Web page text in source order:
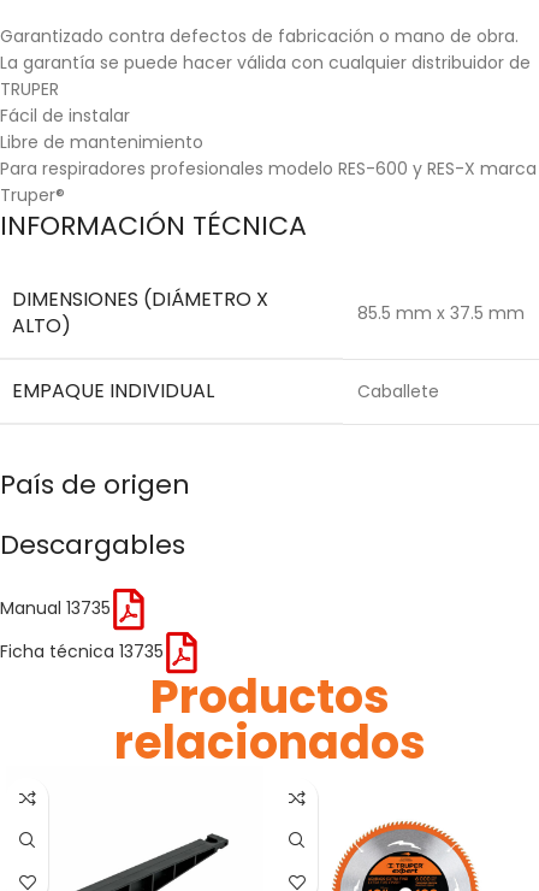
Garantizado contra defectos de fabricación o mano de obra.
La garantía se puede hacer válida con cualquier distribuidor de
TRUPER
Fácil de instalar
Libre de mantenimiento
Para respiradores profesionales modelo RES-600 y RES-X marca
Truper®
INFORMACIÓN TÉCNICA
DIMENSIONES (DIÁMETRO X
ALTO)
85.5 mm x 37.5 mm
EMPAQUE INDIVIDUAL Caballete
País de origen
Descargables
Manual 13735
Ficha técnica 13735
Productos
relacionados